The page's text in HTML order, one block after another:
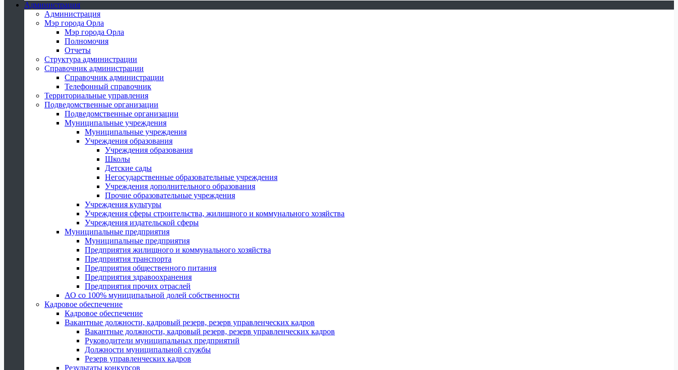
Администрация
Администрация
Мэр города Орла
Мэр города Орла
Полномочия
Отчеты
Структура администрации
Справочник администрации
Справочник администрации
Телефонный справочник
Территориальные управления
Подведомственные организации
Подведомственные организации
Муниципальные учреждения
Муниципальные учреждения
Учреждения образования
Учреждения образования
Школы
Детские сады
Негосударственные образовательные учреждения
Учреждения дополнительного образования
Прочие образовательные учреждения
Учреждения культуры
Учреждения сферы строительства, жилищного и коммунального хозяйства
Учреждения издательской сферы
Муниципальные предприятия
Муниципальные предприятия
Предприятия жилищного и коммунального хозяйства
Предприятия транспорта
Предприятия общественного питания
Предприятия здравоохранения
Предприятия прочих отраслей
АО со 100% муниципальной долей собственности
Кадровое обеспечение
Кадровое обеспечение
Вакантные должности, кадровый резерв, резерв управленческих кадров
Вакантные должности, кадровый резерв, резерв управленческих кадров
Руководители муниципальных предприятий
Должности муниципальной службы
Резерв управленческих кадров
Результаты конкурсов